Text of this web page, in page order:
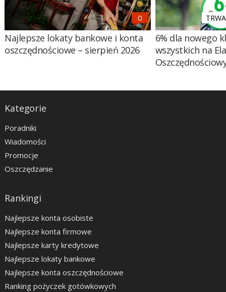
Najlepsze lokaty bankowe i konta
oszczędnościowe – sierpień 2026
6% dla nowego
wszystkich na
Kategorie
Poradniki
Wiadomości
Promocje
Oszczędzanie
Rankingi
Najlepsze konta osobiste
Najlepsze konta firmowe
Najlepsze karty kredytowe
Najlepsze lokaty bankowe
Najlepsze konta oszczędnościowe
Ranking pożyczek gotówkowych